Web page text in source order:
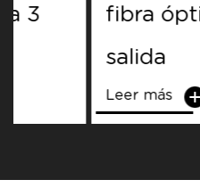
fibra óptica